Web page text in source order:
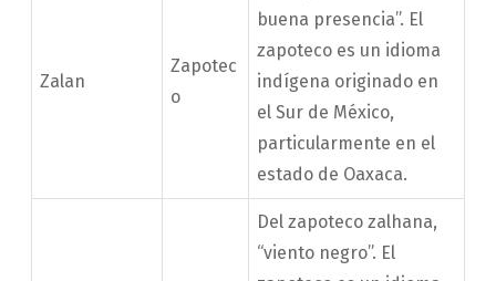
Zalan
Zapotec
o
buena presencia”. El
zapoteco es un idioma
indígena originado en
el Sur de México,
particularmente en el
estado de Oaxaca.
Del zapoteco zalhana,
“viento negro”. El